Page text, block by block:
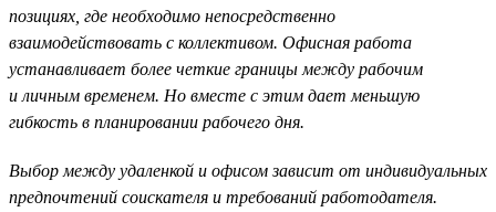
позициях, где необходимо непосредственно
взаимодействовать с коллективом. Офисная работа
устанавливает более четкие границы между рабочим
и личным временем. Но вместе с этим дает меньшую
гибкость в планировании рабочего дня.
Выбор между удаленкой и офисом зависит от индивидуальных
предпочтений соискателя и требований работодателя.